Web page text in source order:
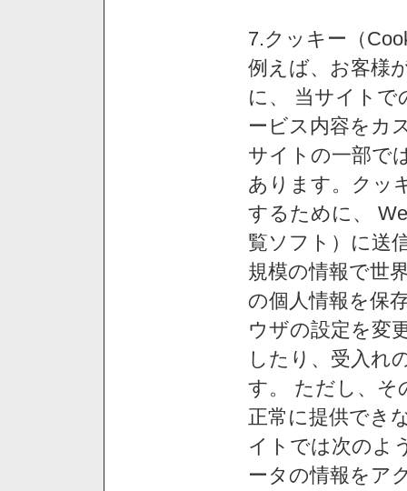
7.クッキー（
例えば、お客様
に、 当サイトで
ービス内容をカ
サイトの一部で
あります。クッ
するために、
覧ソフト）に送
規模の情報で世
の個人情報を保
ウザの設定を変
したり、受入れ
す。 ただし、そ
正常に提供でき
イトでは次のよ
ータの情報をア